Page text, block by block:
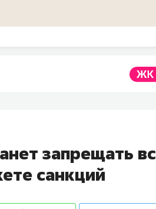
запрещать
санкций